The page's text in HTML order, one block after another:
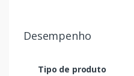
Desempenho
Tipo de produto